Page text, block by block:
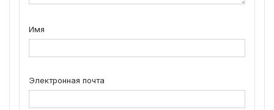
Имя
Электронная почта